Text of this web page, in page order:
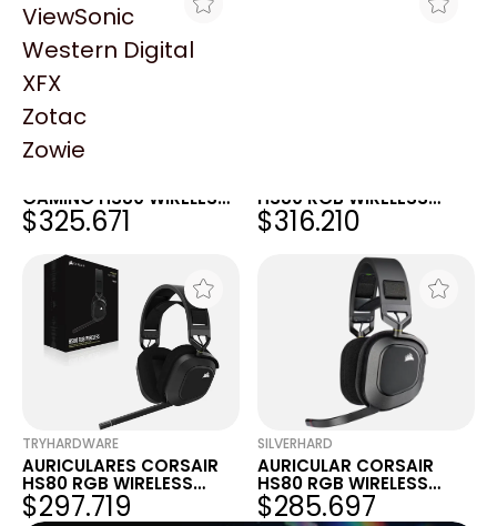
ViewSonic
Western Digital
XFX
Zotac
Zowie
MAX TECNO
GAMING HS80 WIRELESS
CARBON RGB
$325.671
HS80 RGB WIRELESS
SPATIAL AUDIO CARBON
$316.210
TRYHARDWARE
AURICULARES CORSAIR
HS80 RGB WIRELESS
SPATIAL AUDIO CARBON
$297.719
SILVERHARD
AURICULAR CORSAIR
HS80 RGB WIRELESS
SPATIAL AUDIO CARBON
$285.697